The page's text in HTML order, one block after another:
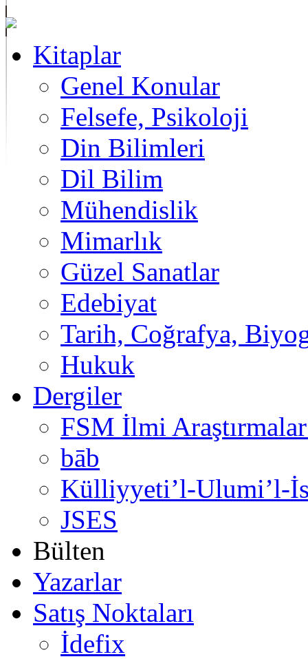
Kitaplar
Genel Konular
Felsefe, Psikoloji
Din Bilimleri
Dil Bilim
Mühendislik
Mimarlık
Güzel Sanatlar
Edebiyat
Tarih, Coğrafya,
Hukuk
Dergiler
FSM İlmi
bāb
Külliyyeti’l-Ulumi’l-
JSES
Bülten
Yazarlar
Satış Noktaları
İdefix